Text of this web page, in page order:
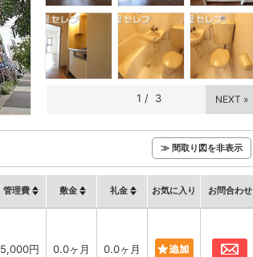
1 / 3 NEXT »
≫ 間取り図を非表示
管理費 敷金 礼金 お気に入り お問合わせ
5,000円 0.0ヶ月 0.0ヶ月